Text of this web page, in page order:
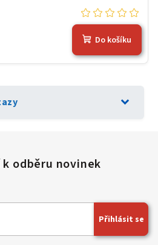
Do košíku
expand_more
Přihlásit se